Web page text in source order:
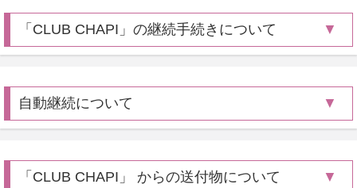
「CLUB CHAPI」の継続手続きについて
自動継続について
「CLUB CHAPI」 からの送付物について